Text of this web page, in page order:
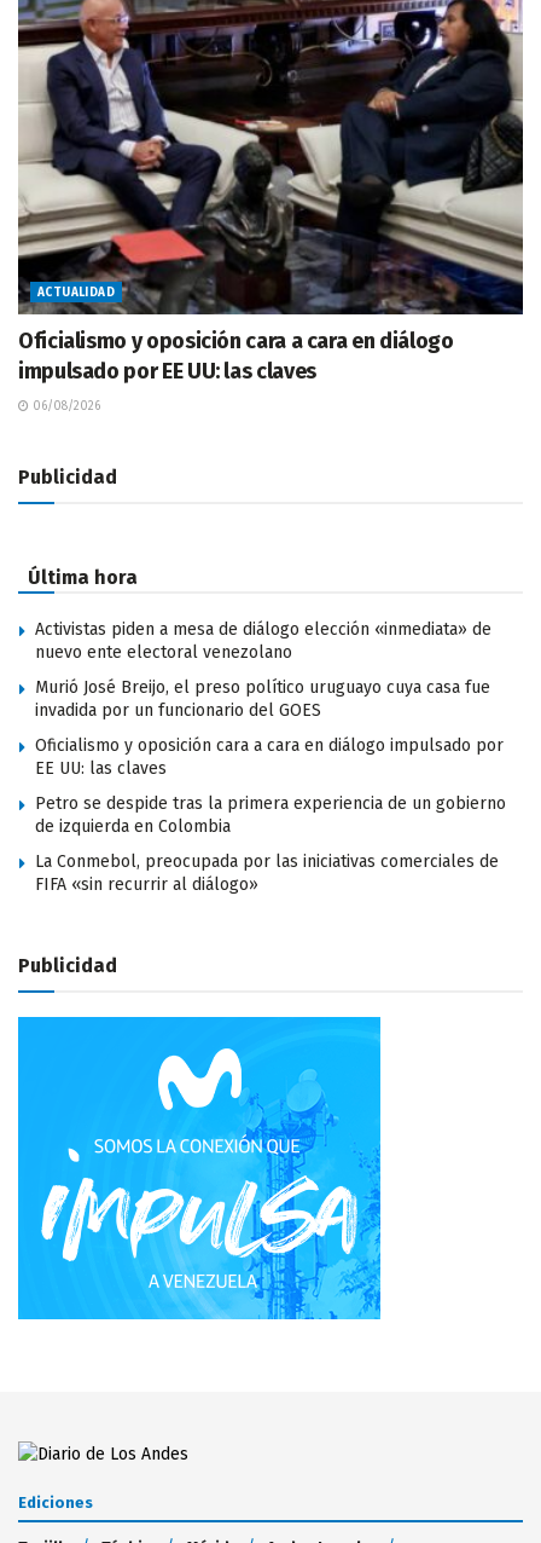
ACTUALIDAD
Oficialismo y oposición cara a cara en diálogo
impulsado por EE UU: las claves
06/08/2026
Publicidad
Última hora
Activistas piden a mesa de diálogo elección «inmediata» de
nuevo ente electoral venezolano
Murió José Breijo, el preso político uruguayo cuya casa fue
invadida por un funcionario del GOES
Oficialismo y oposición cara a cara en diálogo impulsado por
EE UU: las claves
Petro se despide tras la primera experiencia de un gobierno
de izquierda en Colombia
La Conmebol, preocupada por las iniciativas comerciales de
FIFA «sin recurrir al diálogo»
Publicidad
Ediciones